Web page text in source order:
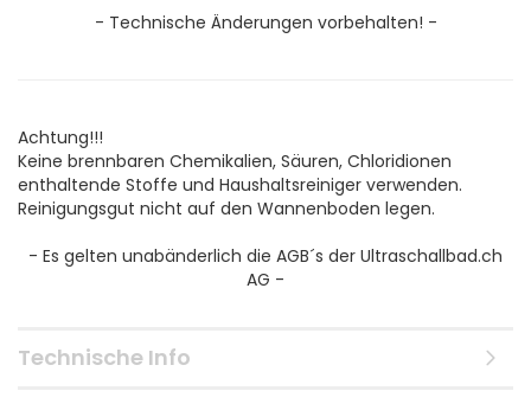
- Technische Änderungen vorbehalten! -
Achtung!!!
Keine brennbaren Chemikalien, Säuren, Chloridionen
enthaltende Stoffe und Haushaltsreiniger verwenden.
Reinigungsgut nicht auf den Wannenboden legen.
- Es gelten unabänderlich die AGB´s der Ultraschallbad.ch
AG -
Technische Info